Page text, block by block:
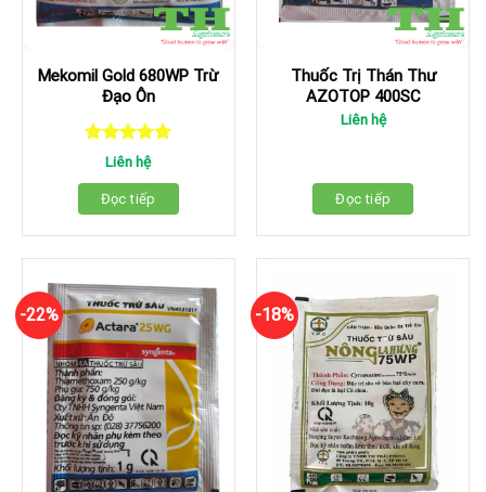
Mekomil Gold 680WP Trừ
Đạo Ôn
Được xếp
5.00
5 sao
Liên hệ
Đọc tiếp
Thuốc Trị Thán Thư
AZOTOP 400SC
Liên hệ
Đọc tiếp
-22% -18%